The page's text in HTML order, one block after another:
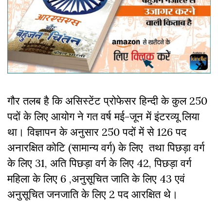
गौर तलब है कि असिस्टेंट प्रोफेसर हिन्दी के कुल 250
पदों के लिए आयोग ने गत वर्ष मई-जून में इंटरव्यू लिया
था। विज्ञापन के अनुसार 250 पदों में से 126 पद
अनारक्षित कोटि (सामान्य वर्ग) के लिए तथा पिछड़ा वर्ग
के लिए 31, अति पिछड़ा वर्ग के लिए 42, पिछड़ा वर्ग
महिला के लिए 6 ,अनुसूचित जाति के लिए 43 एवं
अनुसूचित जनजाति के लिए 2 पद आरक्षित थे।